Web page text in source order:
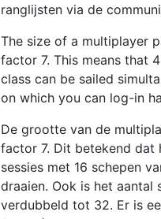
ranglijsten via de
The size of a multiplayer
factor 7. This means that
class can be sailed
on which you can log-in
De grootte van de
factor 7. Dit betekend dat
sessies met 16 schepen
draaien. Ook is het aantal
verdubbeld tot 32. Er is